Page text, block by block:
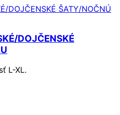
DOJČENSKÉ
L-XL.